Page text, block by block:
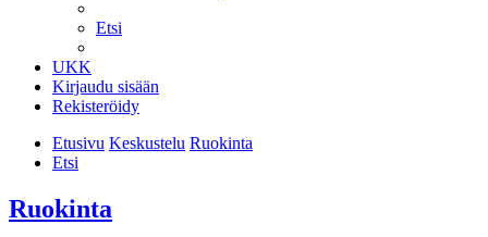
Etsi
UKK
Kirjaudu sisään
Rekisteröidy
Etusivu Keskustelu Ruokinta
Etsi
Ruokinta